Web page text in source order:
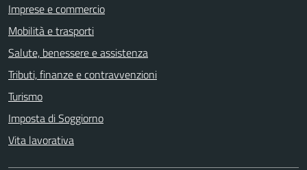
Imprese e commercio
Mobilità e trasporti
Salute, benessere e assistenza
Tributi, finanze e contravvenzioni
Turismo
Imposta di Soggiorno
Vita lavorativa